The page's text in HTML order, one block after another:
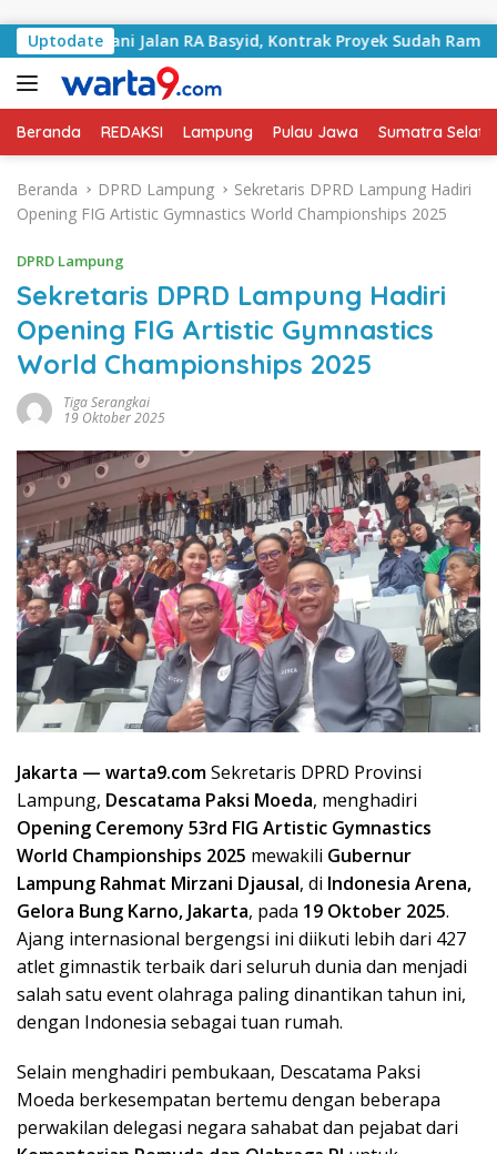
Uptodate
Tangani Jalan RA Basyid, Kontrak Proyek Sudah Rampung
Beranda REDAKSI Lampung Pulau Jawa Sumatra
Beranda DPRD Lampung
Sekretaris DPRD Lampung Hadiri
Opening FIG Artistic Gymnastics World Championships 2025
DPRD Lampung
Sekretaris DPRD Lampung Hadiri
Opening FIG Artistic Gymnastics
World Championships 2025
Tiga Serangkai
19 Oktober 2025
Jakarta — warta9.comSekretaris DPRD Provinsi
Lampung, Descatama Paksi Moeda, menghadiri
Opening Ceremony 53rd FIG Artistic Gymnastics
World Championships 2025 mewakili Gubernur
Lampung Rahmat Mirzani Djausal, di Indonesia Arena,
Gelora Bung Karno, Jakarta, pada 19 Oktober 2025.
Ajang internasional bergengsi ini diikuti lebih dari 427
atlet gimnastik terbaik dari seluruh dunia dan menjadi
salah satu event olahraga paling dinantikan tahun ini,
dengan Indonesia sebagai tuan rumah.
Selain menghadiri pembukaan, Descatama Paksi
Moeda berkesempatan bertemu dengan beberapa
perwakilan delegasi negara sahabat dan pejabat dari